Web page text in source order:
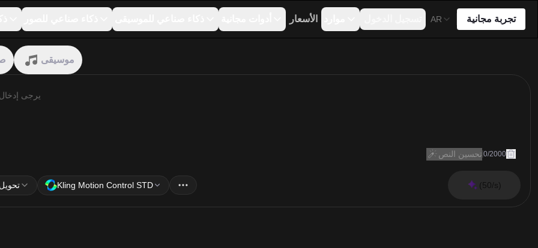
الأسعار AR تجربة مجانية
موسيقى
تحسين النص 0/2000
model
Kling Motion Control STD (50/s)